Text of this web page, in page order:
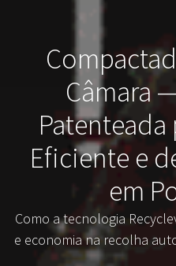
Câmara
Patenteada
Eficiente e
em
Como a tecnologia
e economia na recolha